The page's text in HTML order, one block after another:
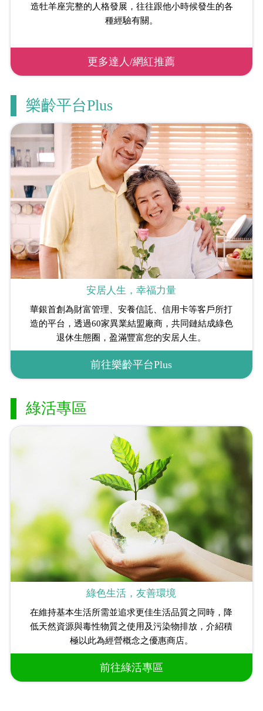
造牡羊座完整的人格發展，往往跟他小時候發生的各
種經驗有關。
更多達人/網紅推薦
樂齡平台Plus
安居人生，幸福力量
華銀首創為財富管理、安養信託、信用卡等客戶所打
造的平台，透過60家異業結盟廠商，共同鏈結成綠色
退休生態圈，盈滿豐富您的安居人生。
前往樂齡平台Plus
綠活專區
綠色生活，友善環境
在維持基本生活所需並追求更佳生活品質之同時，降
低天然資源與毒性物質之使用及污染物排放，介紹積
極以此為經營概念之優惠商店。
前往綠活專區